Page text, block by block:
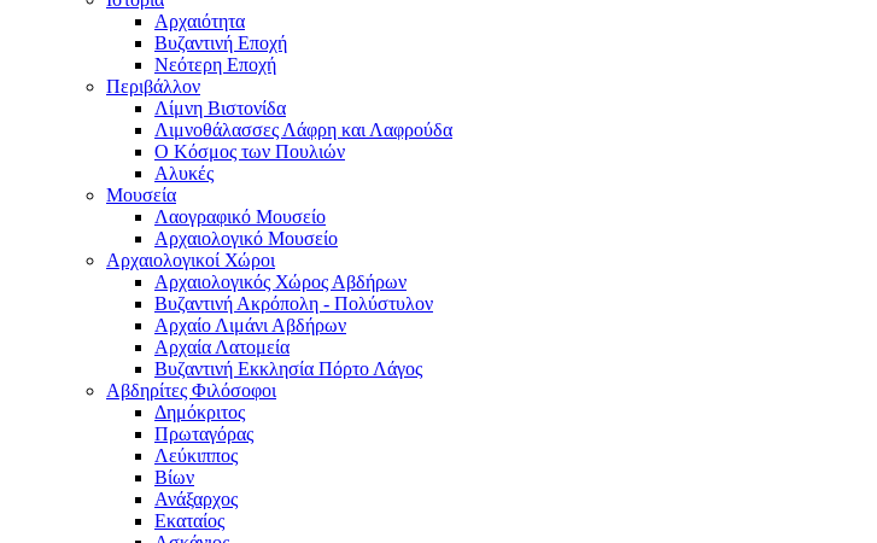
Αρχαιότητα
Βυζαντινή Εποχή
Νεότερη Εποχή
Περιβάλλον
Λίμνη Βιστονίδα
Λιμνοθάλασσες Λάφρη και Λαφρούδα
Ο Κόσμος των Πουλιών
Αλυκές
Μουσεία
Λαογραφικό Μουσείο
Αρχαιολογικό Μουσείο
Αρχαιολογικοί Χώροι
Αρχαιολογικός Χώρος Αβδήρων
Βυζαντινή Ακρόπολη - Πολύστυλον
Αρχαίο Λιμάνι Αβδήρων
Αρχαία Λατομεία
Βυζαντινή Εκκλησία Πόρτο Λάγος
Αβδηρίτες Φιλόσοφοι
Δημόκριτος
Πρωταγόρας
Λεύκιππος
Βίων
Ανάξαρχος
Εκαταίος